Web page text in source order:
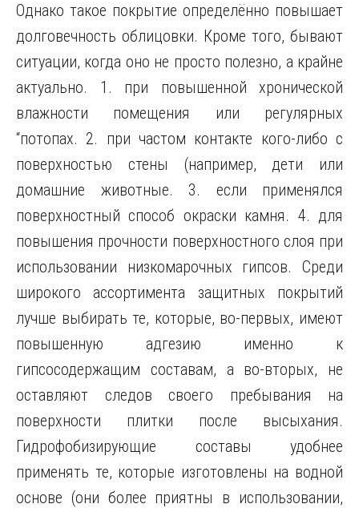
Однако такое покрытие определённо повышает
долговечность облицовки. Кроме того, бывают
ситуации, когда оно не просто полезно, а крайне
актуально. 1. при повышенной хронической
влажности помещения или регулярных
“потопах. 2. при частом контакте кого-либо с
поверхностью стены (например, дети или
домашние животные. 3. если применялся
поверхностный способ окраски камня. 4. для
повышения прочности поверхностного слоя при
использовании низкомарочных гипсов. Среди
широкого ассортимента защитных покрытий
лучше выбирать те, которые, во-первых, имеют
повышенную адгезию именно к
гипсосодержащим составам, а во-вторых, не
оставляют следов своего пребывания на
поверхности плитки после высыхания.
Гидрофобизирующие составы удобнее
применять те, которые изготовлены на водной
основе (они более приятны в использовании,